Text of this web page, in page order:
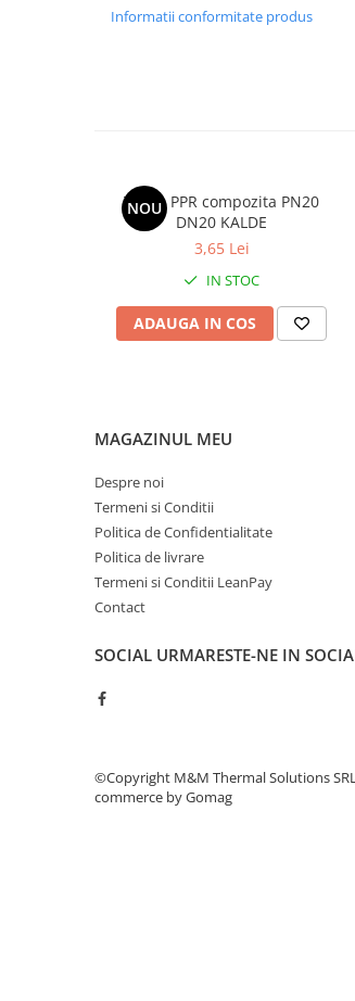
Termostate si controlere
Termostate de camera
Cleme de fixare si coliere
Accesorii de montaj
Substante intretinere instalatii
Baterii instant
Baterii sanitare
Filtre apa potabila
Cabine de dus
Sifoane si rigole
Informatii conformitate produs
NOU
Teava PPR compozita PN20
DN20 KALDE
3,65 Lei
IN STOC
ADAUGA IN COS
MAGAZINUL MEU
Despre noi
Termeni si Conditii
Politica de Confidentialitate
Politica de livrare
Termeni si Conditii LeanPay
Contact
SOCIAL URMARESTE-NE IN
©Copyright M&M Thermal Solutions
commerce by Gomag